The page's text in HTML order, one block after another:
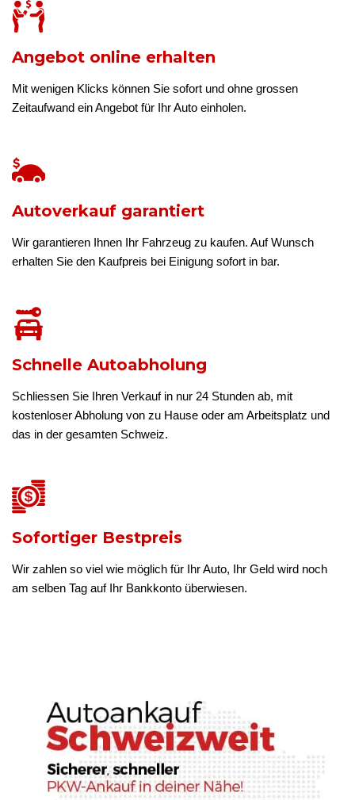
Angebot online erhalten
Mit wenigen Klicks können Sie sofort und ohne grossen
Zeitaufwand ein Angebot für Ihr Auto einholen.
Autoverkauf garantiert
Wir garantieren Ihnen Ihr Fahrzeug zu kaufen. Auf Wunsch
erhalten Sie den Kaufpreis bei Einigung sofort in bar.
Schnelle Autoabholung
Schliessen Sie Ihren Verkauf in nur 24 Stunden ab, mit
kostenloser Abholung von zu Hause oder am Arbeitsplatz und
das in der gesamten Schweiz.
Sofortiger Bestpreis
Wir zahlen so viel wie möglich für Ihr Auto, Ihr Geld wird noch
am selben Tag auf Ihr Bankkonto überwiesen.